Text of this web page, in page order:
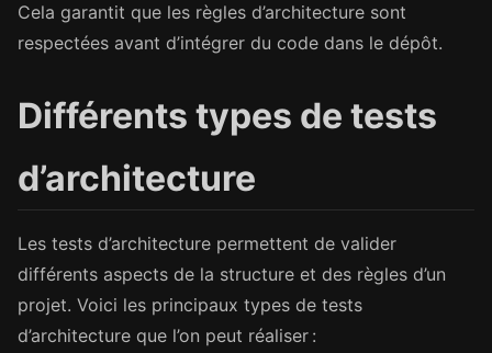
Cela garantit que les règles d’architecture sont
respectées avant d’intégrer du code dans le dépôt.
Différents types de tests
d’architecture
Les tests d’architecture permettent de valider
différents aspects de la structure et des règles d’un
projet. Voici les principaux types de tests
d’architecture que l’on peut réaliser :